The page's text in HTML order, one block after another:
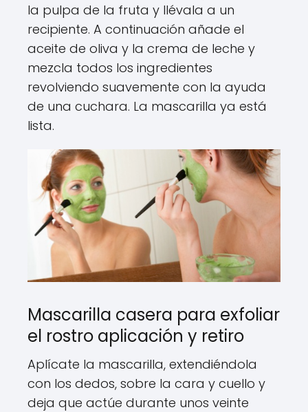
la pulpa de la fruta y llévala a un
recipiente. A continuación añade el
aceite de oliva y la crema de leche y
mezcla todos los ingredientes
revolviendo suavemente con la ayuda
de una cuchara. La mascarilla ya está
lista.
Mascarilla casera para exfoliar
el rostro aplicación y retiro
Aplícate la mascarilla, extendiéndola
con los dedos, sobre la cara y cuello y
deja que actúe durante unos veinte